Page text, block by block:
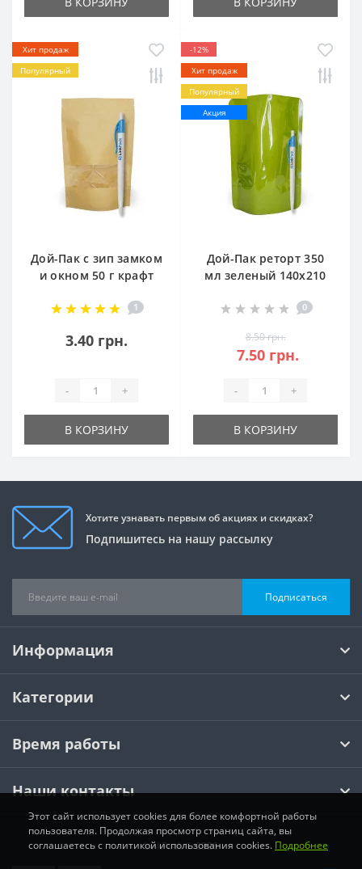
Хит продаж
Популярный
Дой-Пак с зип замком
и окном 50 г крафт
1
3.40 грн.
- +
В КОРЗИНУ
-12%
Хит продаж
Популярный
Акция
Дой-Пак реторт 350
мл зеленый 140х210
автоклаве
0
8.50 грн.
7.50 грн.
- +
В КОРЗИНУ
Хотите узнавать первым об акциях и скидках?
Подпишитесь на нашу рассылку
Подписаться
Информация
Категории
Время работы
Наши контакты
LinkPack © 2026
Этот сайт использует cookies для более комфортной работы
пользователя. Продолжая просмотр страниц сайта, вы
соглашаетесь с политикой использования cookies. Подробнее